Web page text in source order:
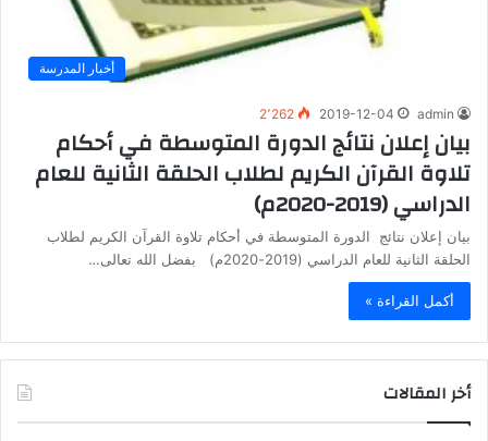
أخبار المدرسة
admin
2019-12-04 2٬262
بيان إعلان نتائج الدورة المتوسطة في أحكام
تلاوة القرآن الكريم لطلاب الحلقة الثانية للعام
الدراسي (2019-2020م)
بيان إعلان نتائج الدورة المتوسطة في أحكام تلاوة القرآن الكريم لطلاب
الحلقة الثانية للعام الدراسي (2019-2020م) بفضل الله تعالى…
أكمل القراءة »
أخر المقالات